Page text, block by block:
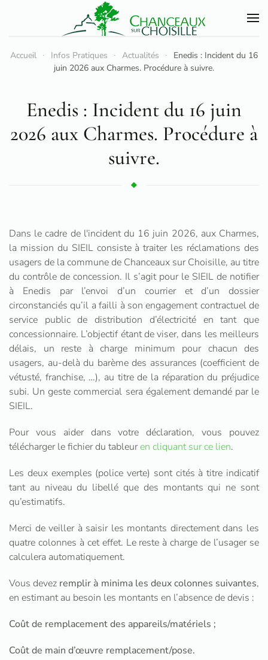
Accéder au contenu principal
Accueil Infos Pratiques Actualités
Enedis : Incident du 16
juin 2026 aux Charmes. Procédure à suivre.
Enedis : Incident du 16 juin
2026 aux Charmes. Procédure à
suivre.
Dans le cadre de l'incident du 16 juin 2026, aux Charmes,
la mission du SIEIL consiste à traiter les réclamations des
usagers de la commune de Chanceaux sur Choisille, au titre
du contrôle de concession. Il s’agit pour le SIEIL de notifier
à Enedis par l’envoi d’un courrier et d’un dossier
circonstanciés qu’il a failli à son engagement contractuel de
service public de distribution d’électricité en tant que
concessionnaire. L’objectif étant de viser, dans les meilleurs
délais, un reste à charge minimum pour chacun des
usagers, au-delà du barème des assurances (coefficient de
vétusté, franchise, …), au titre de la réparation du préjudice
subi. Un geste commercial sera également demandé par le
SIEIL.
Pour vous aider dans votre déclaration, vous pouvez
télécharger le fichier du tableuren cliquant sur ce lien.
Les deux exemples (police verte) sont cités à titre indicatif
tant au niveau du libellé que des montants qui ne sont
qu’estimatifs.
Merci de veiller à saisir les montants directement dans les
quatre colonnes à cet effet. Le reste à charge de l’usager se
calculera automatiquement.
Vous devez remplir à minima les deux colonnes suivantes,
en estimant au besoin les montants en l’absence de devis :
Coût de remplacement des appareils/matériels ;
Coût de main d’œuvre remplacement/pose.